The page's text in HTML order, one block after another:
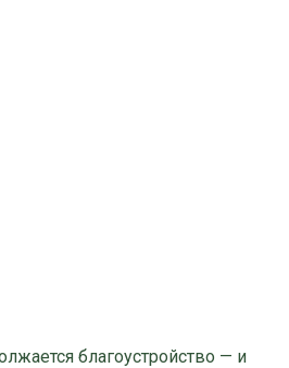
благоустройство — и